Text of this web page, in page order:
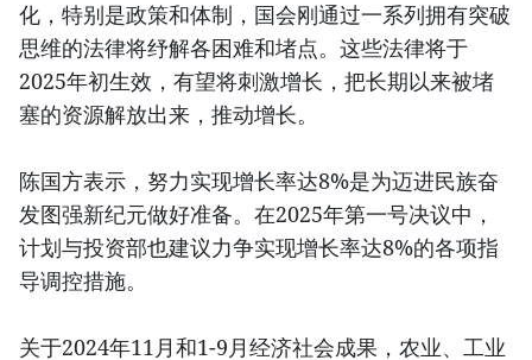
化，特别是政策和体制，国会刚通过一系列拥有突破
思维的法律将纾解各困难和堵点。这些法律将于
2025年初生效，有望将刺激增长，把长期以来被堵
塞的资源解放出来，推动增长。
陈国方表示，努力实现增长率达8%是为迈进民族奋
发图强新纪元做好准备。在2025年第一号决议中，
计划与投资部也建议力争实现增长率达8%的各项指
导调控措施。
关于2024年11月和1-9月经济社会成果，农业、工业